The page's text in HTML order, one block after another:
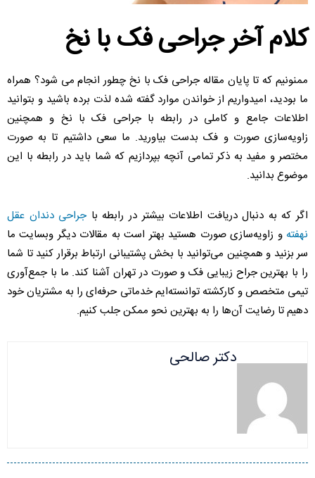
کلام آخر جراحی فک با نخ
ممنونیم که تا پایان مقاله جراحی فک با نخ چطور انجام می شود؟ همراه
ما بودید، امیدواریم از خواندن موارد گفته شده لذت برده باشید و بتوانید
اطلاعات جامع و کاملی در رابطه با جراحی فک با نخ و همچنین
زاویه‌سازی صورت و فک بدست بیاورید. ما سعی داشتیم تا به صورت
مختصر و مفید به ذکر تمامی آنچه بپردازیم که شما باید در رابطه با این
موضوع بدانید.
اگر که به دنبال دریافت اطلاعات بیشتر در رابطه باجراحی دندان عقل
نهفته و زاویه‌سازی صورت هستید بهتر است به مقالات دیگر وبسایت ما
سر بزنید و همچنین می‌توانید با بخش پشتیبانی ارتباط برقرار کنید تا شما
را با بهترین جراح زیبایی فک و صورت در تهران آشنا کند. ما با جمع‌آوری
تیمی متخصص و کارکشته توانسته‌ایم خدماتی حرفه‌ای را به مشتریان خود
دهیم تا رضایت آن‌ها را به بهترین نحو ممکن جلب کنیم.
دکتر صالحی